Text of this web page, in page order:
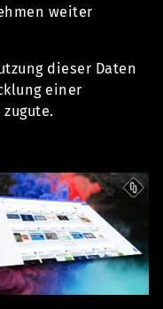
weiter
dieser Daten
einer